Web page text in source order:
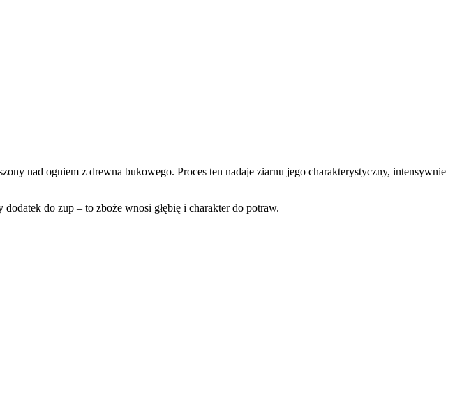
nad ogniem z drewna bukowego. Proces ten nadaje ziarnu jego charakterystyczny, intensywnie
do zup – to zboże wnosi głębię i charakter do potraw.